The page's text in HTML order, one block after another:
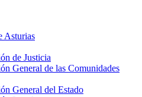
Asturias
de Justicia
General de las Comunidades
General del Estado